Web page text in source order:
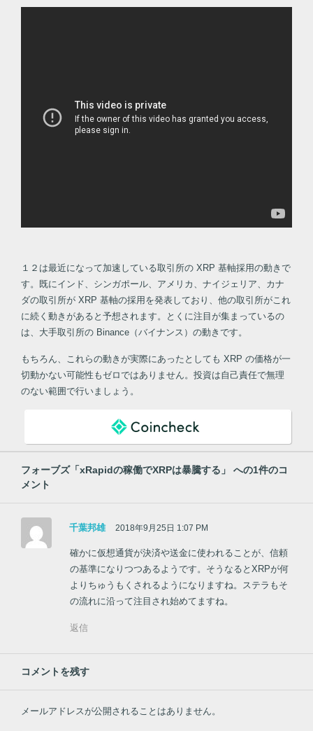
１２は最近になって加速している取引所の XRP 基軸採用の動きで
す。既にインド、シンガポール、アメリカ、ナイジェリア、カナ
ダの取引所が XRP 基軸の採用を発表しており、他の取引所がこれ
に続く動きがあると予想されます。とくに注目が集まっているの
は、大手取引所の Binance（バイナンス）の動きです。
もちろん、これらの動きが実際にあったとしても XRP の価格が一
切動かない可能性もゼロではありません。投資は自己責任で無理
のない範囲で行いましょう。
フォーブズ「xRapidの稼働でXRPは暴騰する」
への1件のコ
メント
千葉邦雄 2018年9月25日 1:07 PM
確かに仮想通貨が決済や送金に使われることが、信頼
の基準になりつつあるようです。そうなるとXRPが何
よりちゅうもくされるようになりますね。ステラもそ
の流れに沿って注目され始めてますね。
返信
コメントを残す
メールアドレスが公開されることはありません。